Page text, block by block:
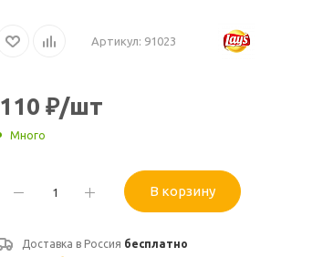
Артикул: 91023
110 ₽/шт
Много
В корзину
Доставка в Россия бесплатно